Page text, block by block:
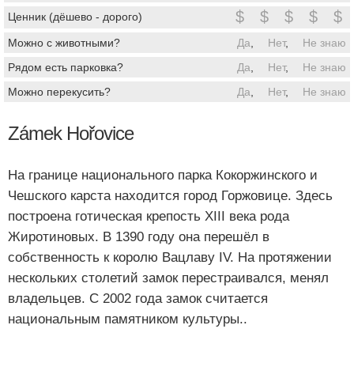
Ценник (дёшево - дорого) $ $ $ $ $
Можно с животными? Да Нет,
Не знаю
Рядом есть парковка?
Да Нет,
Не знаю
Можно перекусить?
Да Нет, Не знаю
Zámek Hořovice
На границе национального парка Кокоржинского и
Чешского карста находится город Горжовице. Здесь
построена готическая крепость XIII века рода
Жиротиновых. В 1390 году она перешёл в
собственность к королю Вацлаву IV. На протяжении
нескольких столетий замок перестраивался, менял
владельцев. С 2002 года замок считается
национальным памятником культуры..